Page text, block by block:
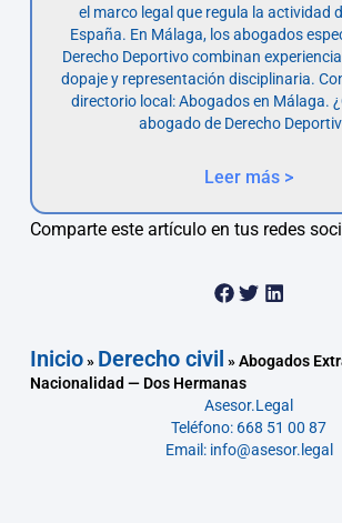
el marco legal que regula la actividad
España. En Málaga, los abogados
Derecho Deportivo combinan
dopaje y representación disciplinaria.
directorio local: Abogados en Málaga.
abogado de Derecho
Leer más >
Comparte este artículo en tus redes
Inicio» Derecho civil »Abogados
Nacionalidad — Dos Hermanas
Asesor.Legal
Teléfono: 668 51 00 87
Email: info@asesor.legal